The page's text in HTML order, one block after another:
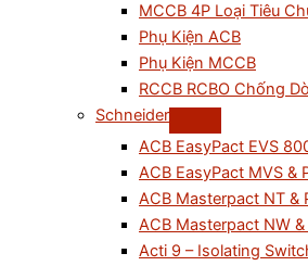
MCCB 4P Loại Tiêu
Phụ Kiện ACB
Phụ Kiện MCCB
RCCB RCBO Chống
Schneider
ACB EasyPact EVS
ACB EasyPact MVS &
ACB Masterpact NT &
ACB Masterpact NW &
Acti 9 – Isolating